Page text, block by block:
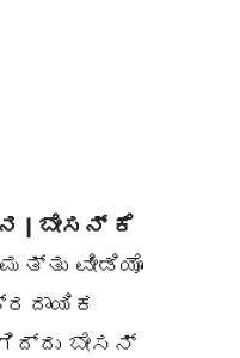
| ಬೇಸನ್ ಕೆ
ವೀಡಿಯೊ
ಬೇಸನ್